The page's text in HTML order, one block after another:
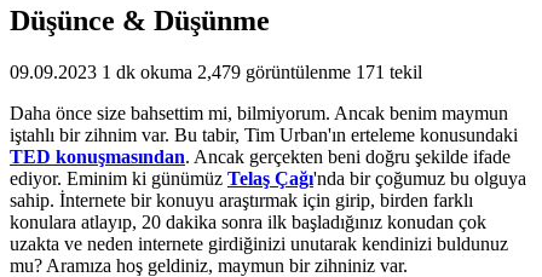
Düşünce & Düşünme
09.09.2023 1 dk okuma 2,479 görüntülenme 171 tekil
Daha önce size bahsettim mi, bilmiyorum. Ancak benim maymun
iştahlı bir zihnim var. Bu tabir, Tim Urban'ın erteleme konusundaki
TED konuşmasından. Ancak gerçekten beni doğru şekilde ifade
ediyor. Eminim ki günümüz Telaş Çağı'nda bir çoğumuz bu olguya
sahip. İnternete bir konuyu araştırmak için girip, birden farklı
konulara atlayıp, 20 dakika sonra ilk başladığınız konudan çok
uzakta ve neden internete girdiğinizi unutarak kendinizi buldunuz
mu? Aramıza hoş geldiniz, maymun bir zihniniz var.